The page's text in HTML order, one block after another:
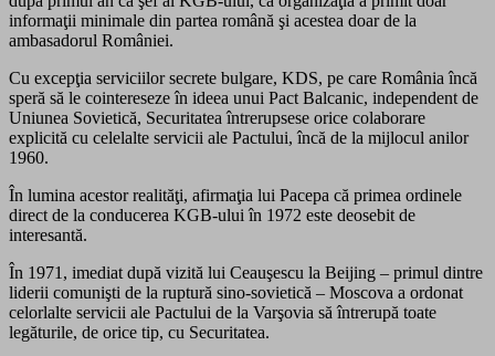
informaţii minimale din partea română şi acestea doar de la
ambasadorul României.
Cu excepţia serviciilor secrete bulgare, KDS, pe care România încă
speră să le cointereseze în ideea unui Pact Balcanic, independent de
Uniunea Sovietică, Securitatea întrerupsese orice colaborare
explicită cu celelalte servicii ale Pactului, încă de la mijlocul anilor
1960.
În lumina acestor realităţi, afirmaţia lui Pacepa că primea ordinele
direct de la conducerea KGB-ului în 1972 este deosebit de
interesantă.
În 1971, imediat după vizită lui Ceauşescu la Beijing – primul dintre
liderii comunişti de la ruptură sino-sovietică – Moscova a ordonat
celorlalte servicii ale Pactului de la Varşovia să întrerupă toate
legăturile, de orice tip, cu Securitatea.